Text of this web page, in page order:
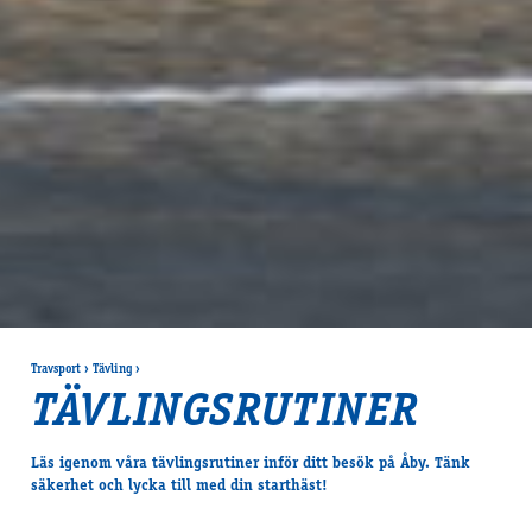
Travsport ›Tävling ›
TÄVLINGSRUTINER
Läs igenom våra tävlingsrutiner inför ditt besök på Åby. Tänk
säkerhet och lycka till med din starthäst!